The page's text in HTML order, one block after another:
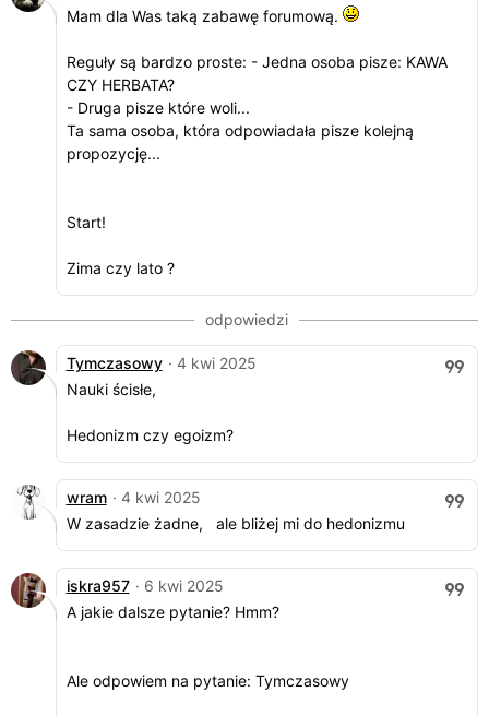
Mam dla Was taką zabawę forumową.
Reguły są bardzo proste: - Jedna osoba pisze: KAWA
CZY HERBATA?
- Druga pisze które woli...
Ta sama osoba, która odpowiadała pisze kolejną
propozycję...
Start!
Zima czy lato ?
Tymczasowy · 4 kwi 2025
Nauki ścisłe,
Hedonizm czy egoizm?
wram · 4 kwi 2025
W zasadzie żadne, ale bliżej mi do hedonizmu
iskra957 · 6 kwi 2025
A jakie dalsze pytanie? Hmm?
Ale odpowiem na pytanie: Tymczasowy